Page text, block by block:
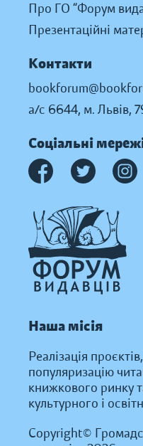
Про ГО “Форум
Презентаційні
Контакти
а/с 6644, м. Львів,
Соціальні
Наша місія
Реалізація
популяризацію
книжкового ринку
культурного і
Copyright©